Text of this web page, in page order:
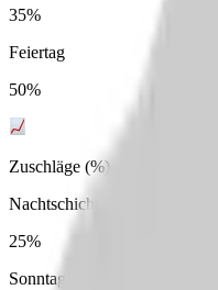
35%
Feiertag
50%
Zuschläge (%)
Nachtschicht
25%
Sonntag